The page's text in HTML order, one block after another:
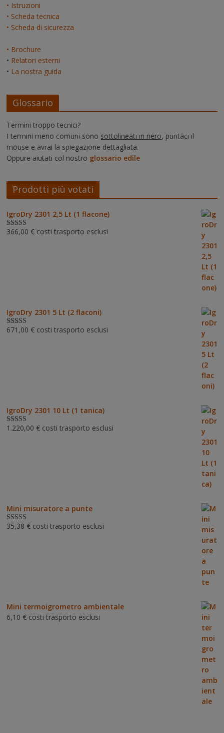
• Istruzioni
• Scheda tecnica
• Scheda di sicurezza
• Brochure
• Relatori esterni
• La nostra guida
Glossario
Termini troppo tecnici?
I termini meno comuni sono sottolineati in nero, puntaci il
mouse e avrai la spiegazione dettagliata.
Oppure aiutati col nostro glossario edile
Prodotti più votati
IgroDry 2301 2,5 Lt (1 flacone)
Valutato5.00
366,00 € costi trasporto esclusi
IgroDry 2301 5 Lt (2 flaconi)
Valutato5.00
671,00 € costi trasporto esclusi
IgroDry 2301 10 Lt (1 tanica)
Valutato5.00
1.220,00 € costi trasporto esclusi
Mini misuratore a punte
Valutat
35,38 € costi trasporto esclusi
Mini termoigrometro ambientale
6,10 € costi trasporto esclusi